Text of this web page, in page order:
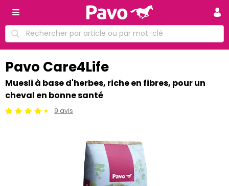
Pavo Care4Life
Muesli à base d'herbes, riche en fibres, pour un
cheval en bonne santé
Jugement:4.5 /5 9 avis